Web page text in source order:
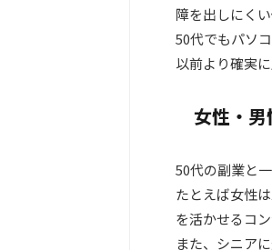
障を出しにく
50代でもパソ
以前より確実
女性・
50代の副業と
たとえば女性
を活かせるコ
また、シニア